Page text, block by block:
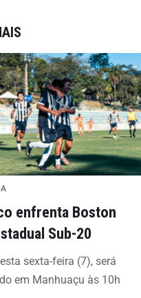
enfrenta Boston
Sub-20
sexta-feira (7), será
em Manhuaçu às 10h